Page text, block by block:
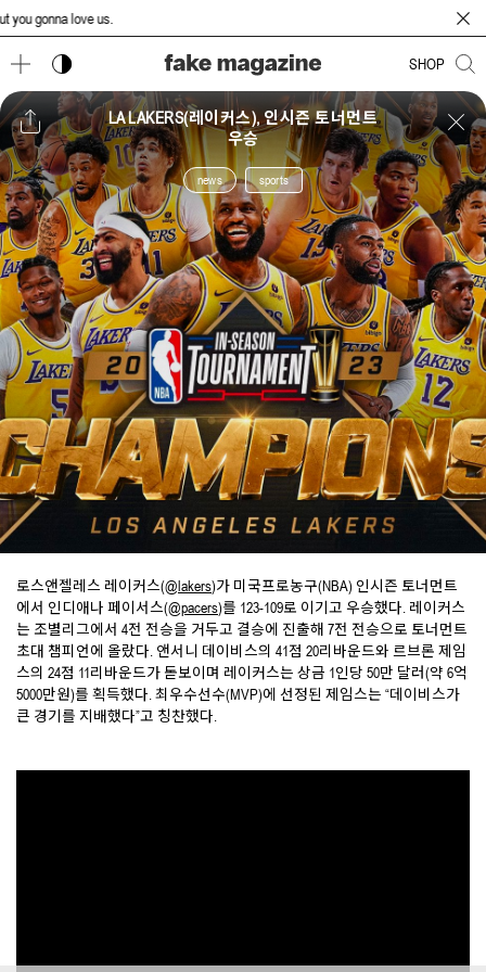
gonna love us.
다크 모드 토글 SHOP
LA LAKERS(레이커스), 인시즌 토너먼트
우승
news sports
로스앤젤레스 레이커스(@lakers)가 미국프로농구(NBA) 인시즌 토너먼트
에서 인디애나 페이서스(@pacers)를 123-109로 이기고 우승했다. 레이커스
는 조별리그에서 4전 전승을 거두고 결승에 진출해 7전 전승으로 토너먼트
초대 챔피언에 올랐다. 앤서니 데이비스의 41점 20리바운드와 르브론 제임
스의 24점 11리바운드가 돋보이며 레이커스는 상금 1인당 50만 달러(약 6억
5000만원)를 획득했다. 최우수선수(MVP)에 선정된 제임스는 “데이비스가
큰 경기를 지배했다”고 칭찬했다.